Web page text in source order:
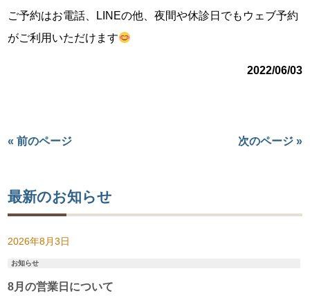
ご予約はお電話、LINEの他、夜間や休診日でもウェブ予約
がご利用いただけます
2022/06/03
« 前のページ 次のページ »
最新のお知らせ
2026年8月3日
お知らせ
8月の営業日について